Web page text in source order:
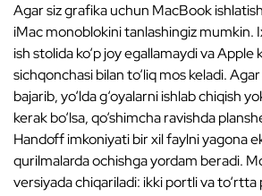
Agar siz grafika uchun MacBook
iMac monoblokini tanlashingiz mumkin.
ish stolida ko‘p joy egallamaydi va
sichqonchasi bilan to‘liq mos keladi.
bajarib, yo‘lda g‘oyalarni ishlab chiqish
kerak bo‘lsa, qo‘shimcha ravishda
Handoff imkoniyati bir xil faylni yagona
qurilmalarda ochishga yordam beradi.
versiyada chiqariladi: ikki portli va